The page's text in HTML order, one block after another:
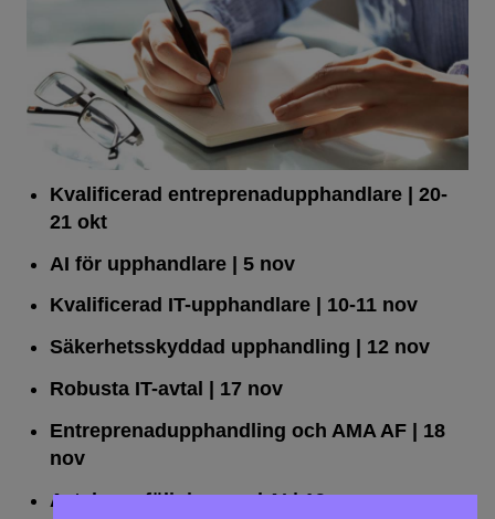
Kvalificerad entreprenad­upphandlare | 20-
21 okt
AI för upphandlare| 5 nov
Kvalificerad IT-upphandlare| 10-11 nov
Säkerhetsskyddad upphandling | 12 nov
Robusta IT-avtal | 17 nov
Entreprenadupphandling och AMA AF| 18
nov
Avtalsuppföljning med AI| 19 nov